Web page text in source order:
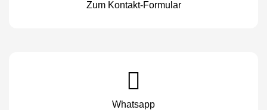
Zum Kontakt-Formular
Whatsapp